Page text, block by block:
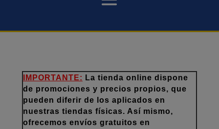
IMPORTANTE: La tienda online dispone
de promociones y precios propios, que
pueden diferir de los aplicados en
nuestras tiendas físicas. Así mismo,
ofrecemos envíos gratuitos en